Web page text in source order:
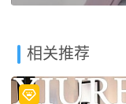
相关推荐